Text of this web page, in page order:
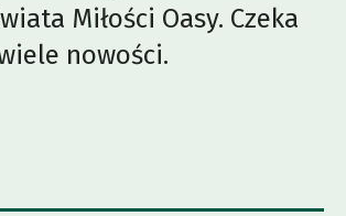
Miłości Oasy. Czeka
nowości.